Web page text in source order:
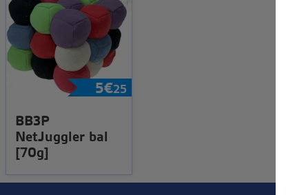
5€25
BB3P
NetJuggler bal
[70g]